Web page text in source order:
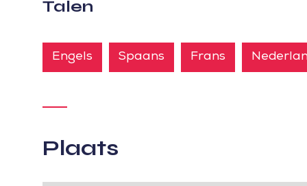
Talen
Engels Spaans Frans
Plaats